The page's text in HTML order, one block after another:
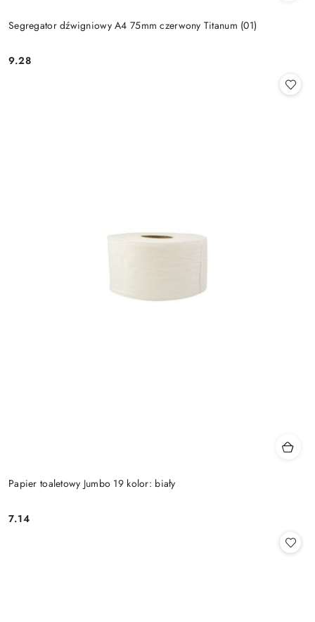
Segregator dźwigniowy A4 75mm czerwony Titanum (01)
Cena:
9.28
Papier toaletowy Jumbo 19 kolor: biały
Cena:
7.14